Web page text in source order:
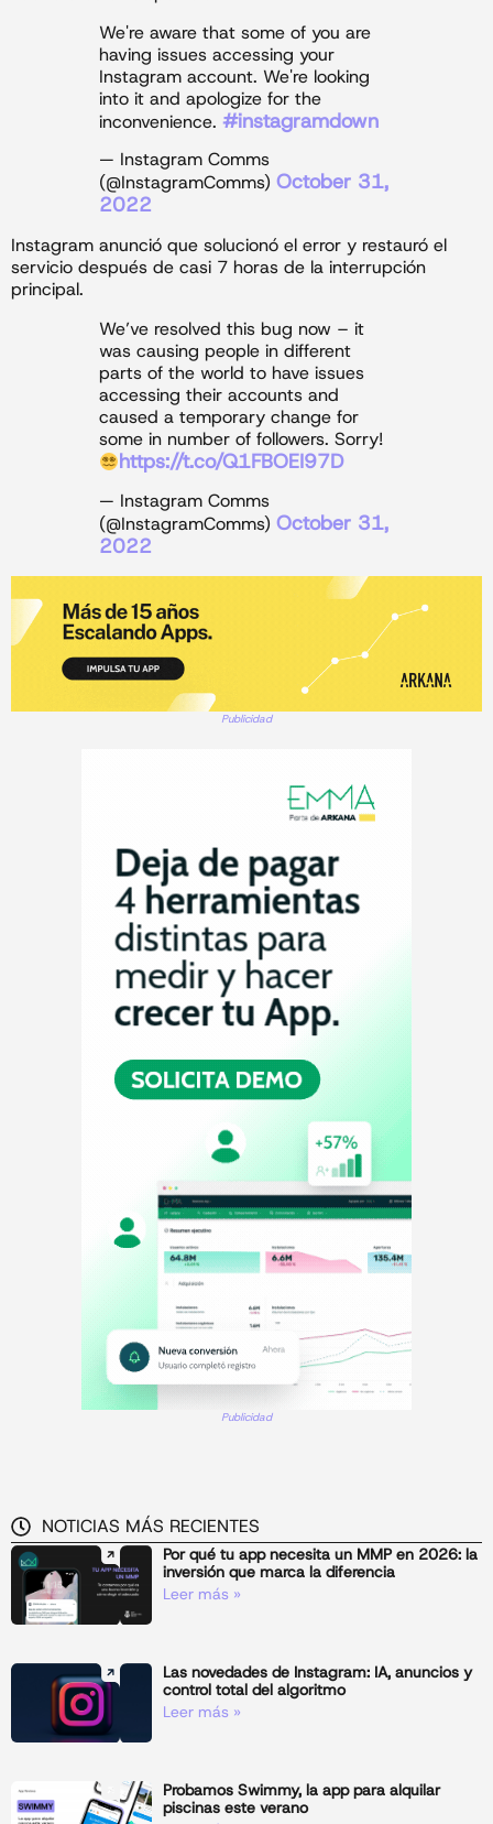
We're aware that some of you are
having issues accessing your
Instagram account. We're looking
into it and apologize for the
inconvenience. #instagramdown
— Instagram Comms
(@InstagramComms) October 31,
2022
Instagram anunció que solucionó el error y restauró el
servicio después de casi 7 horas de la interrupción
principal.
We’ve resolved this bug now – it
was causing people in different
parts of the world to have issues
accessing their accounts and
caused a temporary change for
some in number of followers. Sorry!
https://t.co/Q1FBOEI97D
— Instagram Comms
(@InstagramComms) October 31,
2022
Publicidad
Publicidad
NOTICIAS MÁS RECIENTES
Por qué tu app necesita un MMP en 2026: la
inversión que marca la diferencia
Leer más »
Las novedades de Instagram: IA, anuncios y
control total del algoritmo
Leer más »
Probamos Swimmy, la app para alquilar
piscinas este verano